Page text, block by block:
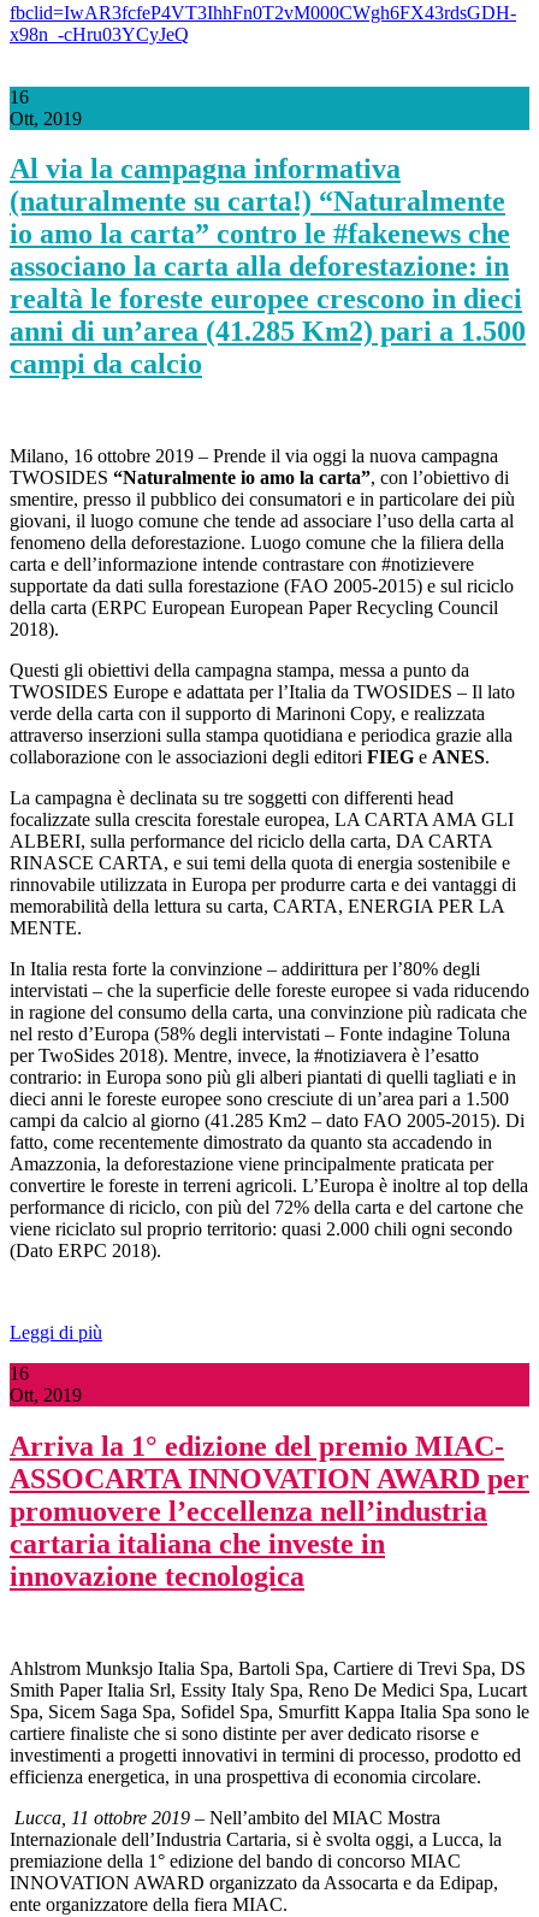
fbclid=IwAR3fcfeP4VT3IhhFn0T2vM000CWgh6FX43rdsGDH-
x98n_-cHru03YCyJeQ
16
Ott, 2019
Al via la campagna informativa
(naturalmente su carta!) “Naturalmente
io amo la carta” contro le #fakenews che
associano la carta alla deforestazione: in
realtà le foreste europee crescono in dieci
anni di un’area (41.285 Km2) pari a 1.500
campi da calcio
Milano, 16 ottobre 2019 – Prende il via oggi la nuova campagna
TWOSIDES “Naturalmente io amo la carta”, con l’obiettivo di
smentire, presso il pubblico dei consumatori e in particolare dei più
giovani, il luogo comune che tende ad associare l’uso della carta al
fenomeno della deforestazione. Luogo comune che la filiera della
carta e dell’informazione intende contrastare con #notizievere
supportate da dati sulla forestazione (FAO 2005-2015) e sul riciclo
della carta (ERPC European European Paper Recycling Council
2018).
Questi gli obiettivi della campagna stampa, messa a punto da
TWOSIDES Europe e adattata per l’Italia da TWOSIDES – Il lato
verde della carta con il supporto di Marinoni Copy, e realizzata
attraverso inserzioni sulla stampa quotidiana e periodica grazie alla
collaborazione con le associazioni degli editori FIEG e ANES.
La campagna è declinata su tre soggetti con differenti head
focalizzate sulla crescita forestale europea, LA CARTA AMA GLI
ALBERI, sulla performance del riciclo della carta, DA CARTA
RINASCE CARTA, e sui temi della quota di energia sostenibile e
rinnovabile utilizzata in Europa per produrre carta e dei vantaggi di
memorabilità della lettura su carta, CARTA, ENERGIA PER LA
MENTE.
In Italia resta forte la convinzione – addirittura per l’80% degli
intervistati – che la superficie delle foreste europee si vada riducendo
in ragione del consumo della carta, una convinzione più radicata che
nel resto d’Europa (58% degli intervistati – Fonte indagine Toluna
per TwoSides 2018). Mentre, invece, la #notiziavera è l’esatto
contrario: in Europa sono più gli alberi piantati di quelli tagliati e in
dieci anni le foreste europee sono cresciute di un’area pari a 1.500
campi da calcio al giorno (41.285 Km2 – dato FAO 2005-2015). Di
fatto, come recentemente dimostrato da quanto sta accadendo in
Amazzonia, la deforestazione viene principalmente praticata per
convertire le foreste in terreni agricoli. L’Europa è inoltre al top della
performance di riciclo, con più del 72% della carta e del cartone che
viene riciclato sul proprio territorio: quasi 2.000 chili ogni secondo
(Dato ERPC 2018).
Leggi di più
16
Ott, 2019
Arriva la 1° edizione del premio MIAC-
ASSOCARTA INNOVATION AWARD per
promuovere l’eccellenza nell’industria
cartaria italiana che investe in
innovazione tecnologica
Ahlstrom Munksjo Italia Spa, Bartoli Spa, Cartiere di Trevi Spa, DS
Smith Paper Italia Srl, Essity Italy Spa, Reno De Medici Spa, Lucart
Spa, Sicem Saga Spa, Sofidel Spa, Smurfitt Kappa Italia Spa sono le
cartiere finaliste che si sono distinte per aver dedicato risorse e
investimenti a progetti innovativi in termini di processo, prodotto ed
efficienza energetica, in una prospettiva di economia circolare.
Lucca, 11 ottobre 2019 – Nell’ambito del MIAC Mostra
Internazionale dell’Industria Cartaria, si è svolta oggi, a Lucca, la
premiazione della 1° edizione del bando di concorso MIAC
INNOVATION AWARD organizzato da Assocarta e da Edipap,
ente organizzatore della fiera MIAC.